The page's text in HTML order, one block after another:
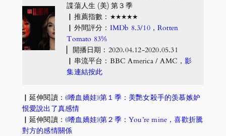
諜蕩人生 (美) 第３季
▏推薦指數：★★★★★
▏外間評分： IMDb 8.3/10， Rotten
Tomato 83%
▏開播日期：2020.04.12-2020.05.31
▏串流平台：BBC America / AMC，影
集連結按此
▏延伸閱讀：《嗜血嬌娃》第１季：美艷女殺手的羡慕嫉妒
恨愛說出了真感情
▏延伸閱讀：《嗜血嬌娃》第２季：You’re mine，喜歡折騰
對方的感情關係